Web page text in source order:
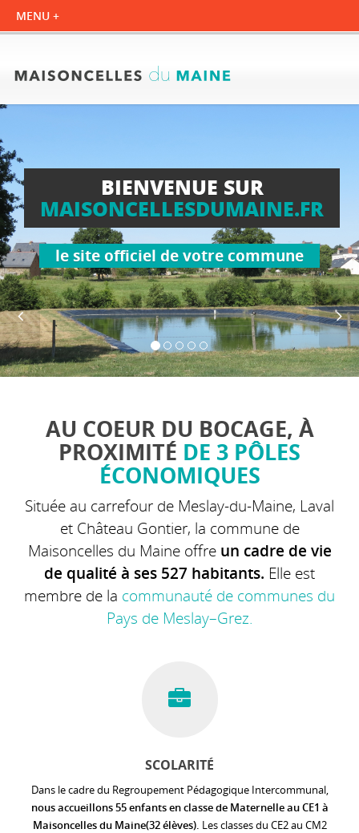
BIENVENUE SUR
MAISONCELLESDUMAINE.FR
le site officiel de votre commune
AU COEUR DU BOCAGE, À
PROXIMITÉ DE 3 PÔLES
ÉCONOMIQUES
Située au carrefour de Meslay-du-Maine, Laval
et Château Gontier, la commune de
Maisoncelles du Maine offre un cadre de vie
de qualité à ses 527 habitants. Elle est
membre de la communauté de communes du
Pays de Meslay–Grez.
SCOLARITÉ
Dans le cadre du Regroupement Pédagogique Intercommunal,
nous accueillons 55 enfants en classe de Maternelle au CE1 à
Maisoncelles du Maine(32 élèves). Les classes du CE2 au CM2